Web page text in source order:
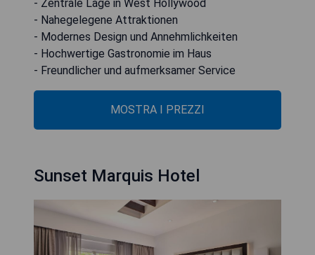
- Zentrale Lage in West Hollywood
- Nahegelegene Attraktionen
- Modernes Design und Annehmlichkeiten
- Hochwertige Gastronomie im Haus
- Freundlicher und aufmerksamer Service
MOSTRA I PREZZI
Sunset Marquis Hotel